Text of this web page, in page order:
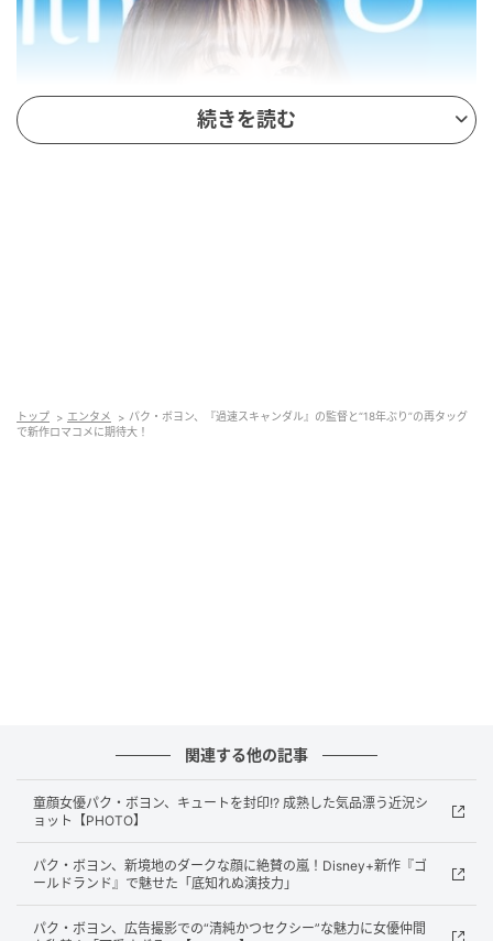
当時、子役出身ではあったものの、まだ無名に近かっ
たパク・ボヨンも、『過速スキャンダル』をきっかけ
に一躍スターダムへと駆け上がった。
その後、映画『私のオオカミ少年』やドラマ『ああ、
私の幽霊さま』などで活躍し、“ポブリー（パク・ボヨ
続きを読む
トップ エンタメ
パク・ボヨン、『過速スキャンダル』の監督と“18年ぶり”の再タッグ
で新作ロマコメに期待大！
関連する他の記事
童顔女優パク・ボヨン、キュートを封印!? 成熟した気品漂う近況シ
ョット【PHOTO】
パク・ボヨン、新境地のダークな顔に絶賛の嵐！Disney+新作『ゴ
ールドランド』で魅せた「底知れぬ演技力」
パク・ボヨン、広告撮影での“清純かつセクシー”な魅力に女優仲間